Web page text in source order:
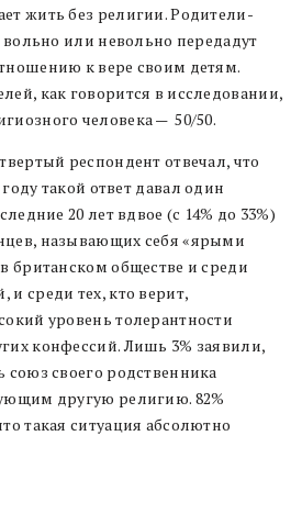
жить без религии. Родители-
вольно или невольно передадут
к вере своим детям.
как говорится в исследовании,
человека — 50/50.
респондент отвечал, что
такой ответ давал один
20 лет вдвое (с 14% до 33%)
называющих себя «ярыми
британском обществе и среди
среди тех, кто верит,
уровень толерантности
конфессий. Лишь 3% заявили,
союз своего родственника
другую религию. 82%
такая ситуация абсолютно